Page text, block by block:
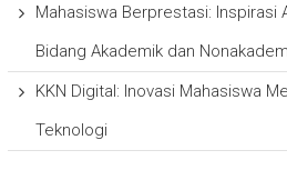
Mahasiswa Berprestasi: Inspirasi
Bidang Akademik dan
KKN Digital: Inovasi Mahasiswa
Teknologi